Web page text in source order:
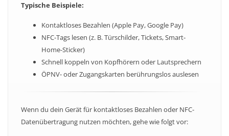
Typische Beispiele:
Kontaktloses Bezahlen (Apple Pay, Google Pay)
NFC-Tags lesen (z. B. Türschilder, Tickets, Smart-
Home-Sticker)
Schnell koppeln von Kopfhörern oder Lautsprechern
ÖPNV- oder Zugangskarten berührungslos auslesen
Wenn du dein Gerät für kontaktloses Bezahlen oder NFC-
Datenübertragung nutzen möchten, gehe wie folgt vor: